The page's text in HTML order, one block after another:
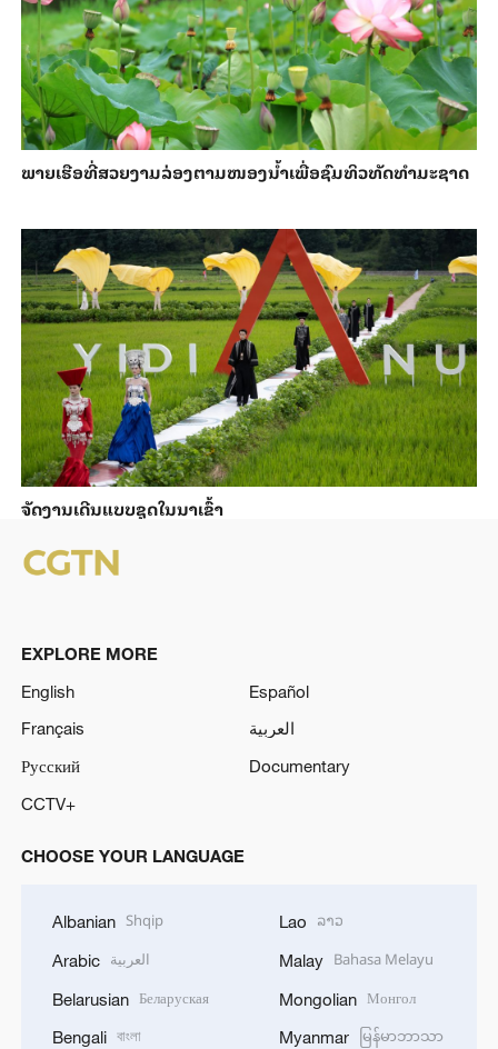
ພາຍ​ເຮືອທີ່​ສວຍ​ງາມ​ລ່ອງ​ຕາມ​​ໜອງນ້ຳ​​ເພື່ອ​ຊົມ​ທິວ​ທັດ​ທຳ​ມະ​ຊາດ
ຈັດງານເດີນແບບຊຸດໃນນາເຂົ້າ
EXPLORE MORE
English
Español
Français
العربية
Русский
Documentary
CCTV+
CHOOSE YOUR LANGUAGE
Albanian Shqip
Arabic العربية
Belarusian Беларуская
Bengali বাংলা
Lao ລາວ
Malay Bahasa Melayu
Mongolian Монгол
Myanmar မြန်မာဘာသာ